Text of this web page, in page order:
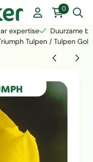
0
expertise
Duurzame
Tulpen / Tulpen